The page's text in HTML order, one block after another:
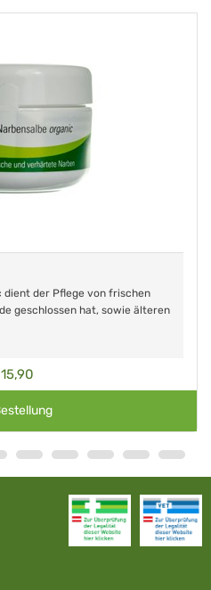
dient der Pflege von frischen
geschlossen hat, sowie älteren
15,90